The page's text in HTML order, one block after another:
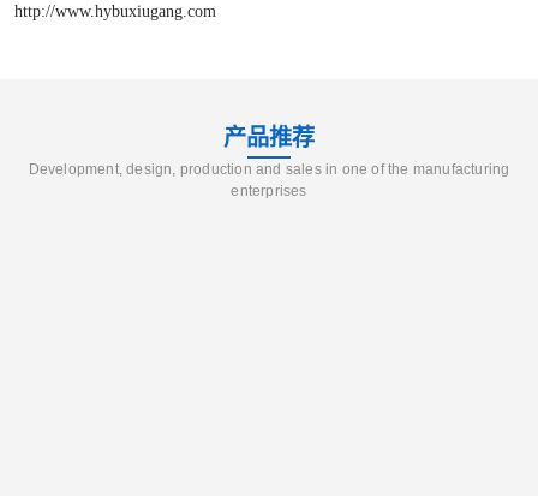
http://www.hybuxiugang.com
产品推荐
Development, design, production and sales in one of the manufacturing
enterprises